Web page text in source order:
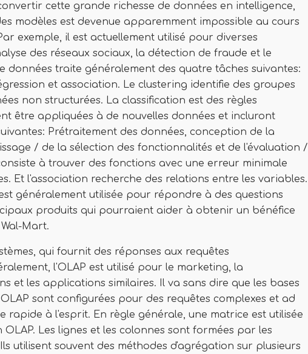
cette grande richesse de données en intelligence,
modèles est devenue apparemment impossible au cours
exemple, il est actuellement utilisé pour diverses
des réseaux sociaux, la détection de fraude et le
données traite généralement des quatre tâches suivantes:
et association. Le clustering identifie des groupes
non structurées. La classification est des règles
être appliquées à de nouvelles données et incluront
Prétraitement des données, conception de la
/ de la sélection des fonctionnalités et de l'évaluation /
à trouver des fonctions avec une erreur minimale
Et l'association recherche des relations entre les variables.
généralement utilisée pour répondre à des questions
produits qui pourraient aider à obtenir un bénéfice
Mart.
qui fournit des réponses aux requêtes
l'OLAP est utilisé pour le marketing, la
et les applications similaires. Il va sans dire que les bases
sont configurées pour des requêtes complexes et ad
rapide à l'esprit. En règle générale, une matrice est utilisée
Les lignes et les colonnes sont formées par les
utilisent souvent des méthodes d'agrégation sur plusieurs